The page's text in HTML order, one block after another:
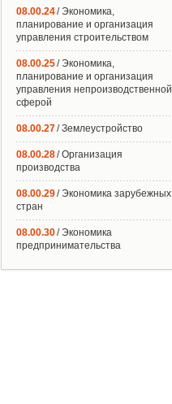
08.00.24/ Экономика,
планирование и организация
управления строительством
08.00.25/ Экономика,
планирование и организация
управления непроизводственной
сферой
08.00.27/ Землеустройство
08.00.28/ Организация
производства
08.00.29/ Экономика зарубежных
стран
08.00.30/ Экономика
предпринимательства